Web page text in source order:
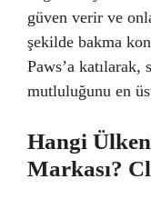
güven verir ve
şekilde bakma
Paws’a
mutluluğunu en
Hangi
Markası?